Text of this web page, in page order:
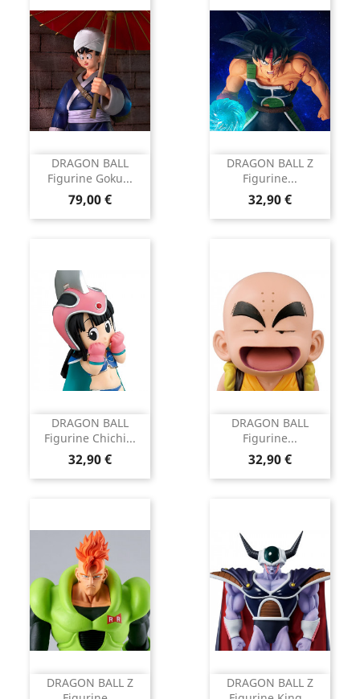
DRAGON BALL
Figurine Goku...
Prix
79,00 €
DRAGON BALL Z
Figurine...
Prix
32,90 €
DRAGON BALL
Figurine Chichi...
Prix
32,90 €
DRAGON BALL
Figurine...
Prix
32,90 €
DRAGON BALL Z
DRAGON BALL Z